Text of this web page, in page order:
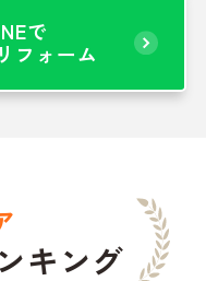
で
フォーム
キング